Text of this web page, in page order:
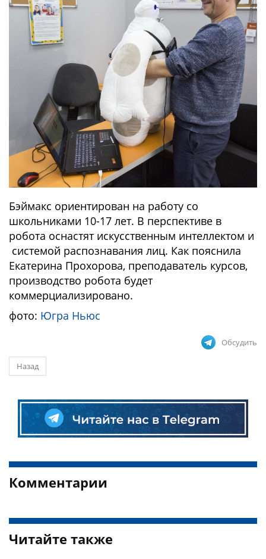
Бэймакс ориентирован на работу со
школьниками 10-17 лет. В перспективе в
робота оснастят искусственным интеллектом и
системой распознавания лиц. Как пояснила
Екатерина Прохорова, преподаватель курсов,
производство робота будет
коммерциализировано.
фото: Югра Ньюс
Обсудить
Назад
Комментарии
Читайте также